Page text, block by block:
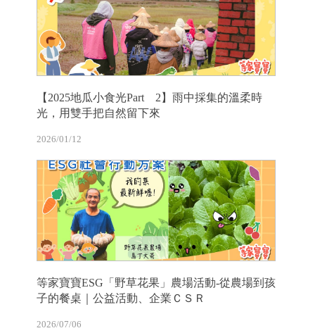
【2025地瓜小食光Part 2】雨中採集的溫柔時
光，用雙手把自然留下來
2026/01/12
等家寶寶ESG「野草花果」農場活動-從農場到孩
子的餐桌｜公益活動、企業ＣＳＲ
2026/07/06